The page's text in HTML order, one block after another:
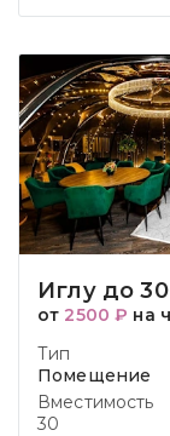
Иглу до
от 2500 ₽ на
Тип
Помещение
Вместимость
30